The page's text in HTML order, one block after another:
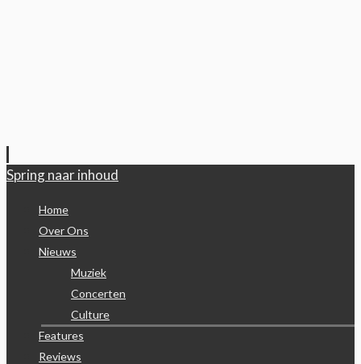
Spring naar inhoud
Home
Over Ons
Nieuws
Muziek
Concerten
Culture
Features
Reviews